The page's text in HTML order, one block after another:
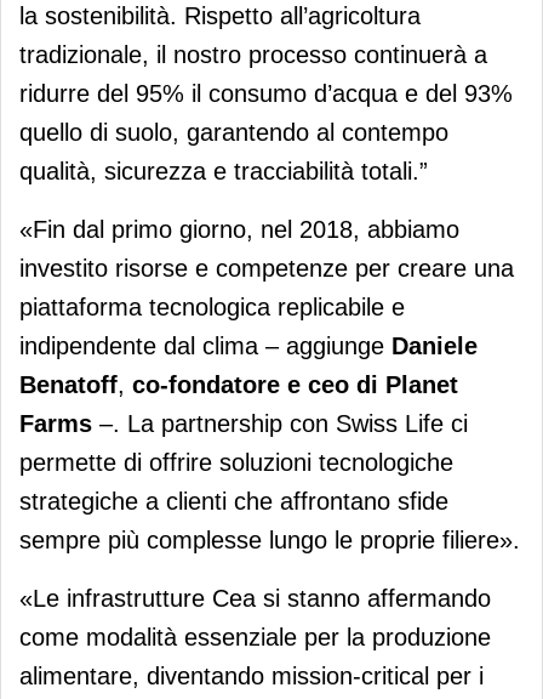
la sostenibilità. Rispetto all’agricoltura
tradizionale, il nostro processo continuerà a
ridurre del 95% il consumo d’acqua e del 93%
quello di suolo, garantendo al contempo
qualità, sicurezza e tracciabilità totali.”
«Fin dal primo giorno, nel 2018, abbiamo
investito risorse e competenze per creare una
piattaforma tecnologica replicabile e
indipendente dal clima – aggiunge Daniele
Benatoff, co-fondatore e ceo di Planet
Farms –. La partnership con Swiss Life ci
permette di offrire soluzioni tecnologiche
strategiche a clienti che affrontano sfide
sempre più complesse lungo le proprie filiere».
«Le infrastrutture Cea si stanno affermando
come modalità essenziale per la produzione
alimentare, diventando mission-critical per i